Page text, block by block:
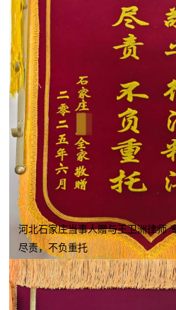
河北石家庄当事人赠与王卫洲律师
尽责，不负重托